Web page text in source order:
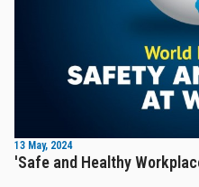
13 May, 2024
'Safe and Healthy